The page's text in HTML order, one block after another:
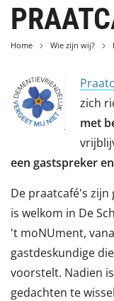
Home Wie zijn wij?
P
zich
met
een gastspreker
De praatcafé's zijn
is welkom in De
't moNUment,
gastdeskundige
voorstelt. Nadien
gedachten te